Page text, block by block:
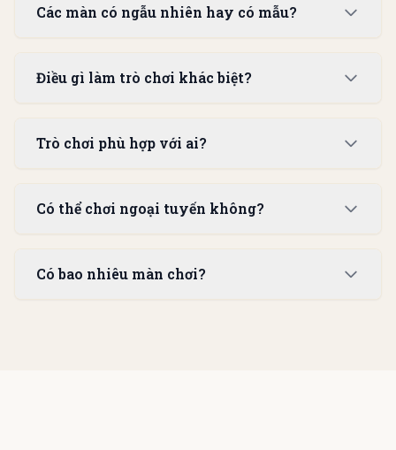
Các màn có ngẫu nhiên hay có mẫu?
Điều gì làm trò chơi khác biệt?
Trò chơi phù hợp với ai?
Có thể chơi ngoại tuyến không?
Có bao nhiêu màn chơi?